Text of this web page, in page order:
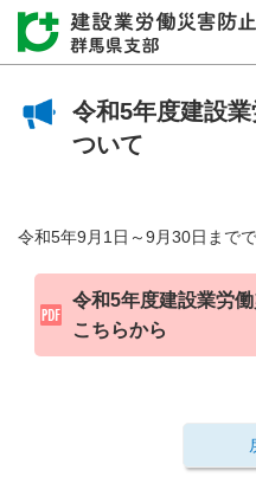
令和5年度建設
ついて
令和5年9月1日～9月30日までで
令和5年度建設業労
こちらから